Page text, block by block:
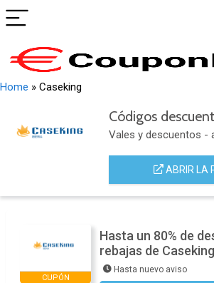
Home » Caseking
Códigos
Vales y descuentos -
ABRIR LA
CUPÓN
Hasta un 80% de
rebajas de Caseking
Hasta nuevo aviso